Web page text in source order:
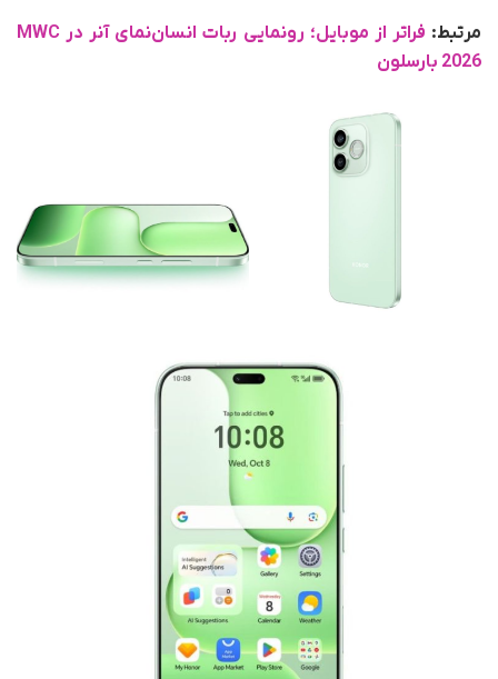
مرتبط:
فراتر از موبایل؛ رونمایی ربات انسان‌نمای آنر در MWC
2026 بارسلون